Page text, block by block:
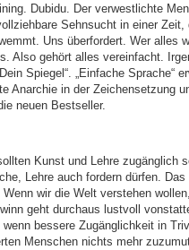
Dubidu. Der verwestlichte
Sehnsucht in einer Zeit,
Uns überfordert. Wer alles
Also gehört alles vereinfacht.
Spiegel“. „Einfache Sprache“
Anarchie in der Zeichensetzung
neuen Bestseller.
Kunst und Lehre zugänglich
Lehre auch fordern dürfen. Das
wir die Welt verstehen
geht durchaus lustvoll
bessere Zugänglichkeit in
Menschen nichts mehr